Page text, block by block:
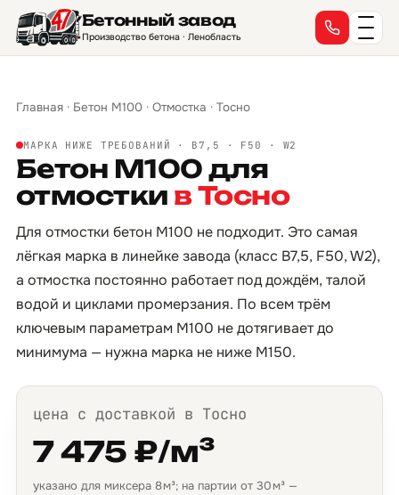
Бетонный завод
Производство бетона · Ленобласть
Главная · Бетон М100 · Отмостка · Тосно
МАРКА НИЖЕ ТРЕБОВАНИЙ · B7,5 · F50 · W2
Бетон М100 для
отмостки в Тосно
Для отмостки бетон М100 не подходит. Это самая
лёгкая марка в линейке завода (класс B7,5, F50, W2),
а отмостка постоянно работает под дождём, талой
водой и циклами промерзания. По всем трём
ключевым параметрам М100 не дотягивает до
минимума — нужна марка не ниже М150.
цена с доставкой в Тосно
7 475 ₽/м³
указано для миксера 8 м³; на партии от 30 м³ —